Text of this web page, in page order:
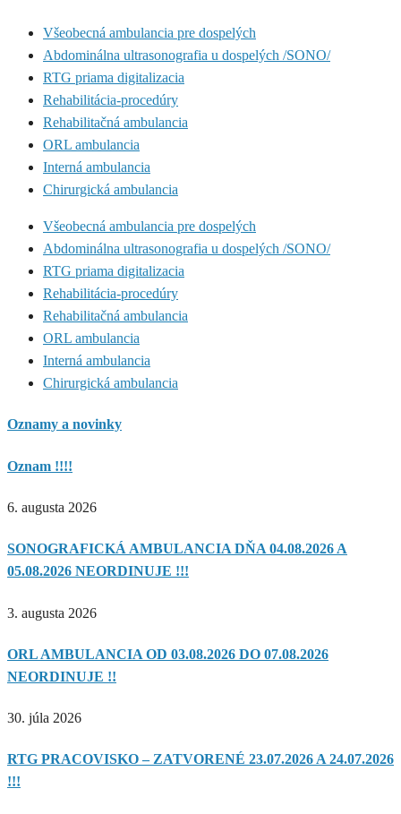
Všeobecná ambulancia pre dospelých
Abdominálna ultrasonografia u dospelých /SONO/
RTG priama digitalizacia
Rehabilitácia-procedúry
Rehabilitačná ambulancia
ORL ambulancia
Interná ambulancia
Chirurgická ambulancia
Všeobecná ambulancia pre dospelých
Abdominálna ultrasonografia u dospelých /SONO/
RTG priama digitalizacia
Rehabilitácia-procedúry
Rehabilitačná ambulancia
ORL ambulancia
Interná ambulancia
Chirurgická ambulancia
Oznamy a novinky
Oznam !!!!
6. augusta 2026
SONOGRAFICKÁ AMBULANCIA DŇA 04.08.2026 A
05.08.2026 NEORDINUJE !!!
3. augusta 2026
ORL AMBULANCIA OD 03.08.2026 DO 07.08.2026
NEORDINUJE !!
30. júla 2026
RTG PRACOVISKO – ZATVORENÉ 23.07.2026 A 24.07.2026
!!!